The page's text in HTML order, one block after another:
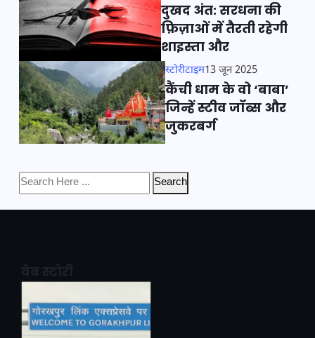
दुखद अंत: सरधना की
फ़िज़ाओं में तैरती रहेगी
शाइस्ता और
स्टोरीटाइम13 जून 2025
कैंची धाम के वो ‘बाबा’
जिन्हें स्टीव जॉब्स और
जुकरबर्ग
Search